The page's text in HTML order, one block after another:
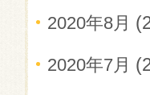
2020年8月
2020年7月